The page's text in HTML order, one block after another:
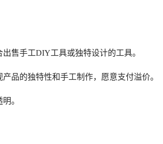
售手工DIY工具或独特设计的工具。
品的独特性和手工制作，愿意支付溢价。
。